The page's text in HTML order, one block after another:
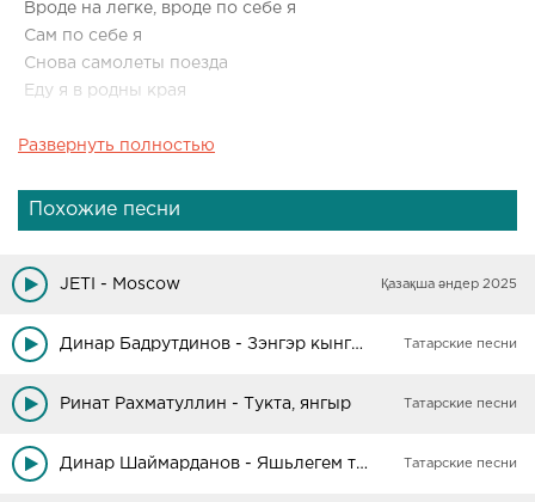
Вроде на легке, вроде по себе я
Сам по себе я
Снова самолеты поезда
Еду я в родны края
Еду я - в родны края
Где то 5 утра, скоро буду дома я
Ждёт меня родной свет
Вокзал родной привет
Скоро сына снова дома
Ты жди семья
Скоро буду скоро я
Тут вся Москва - не спит
И слёзы тут мой гид
Развернуть полностью
Похожие песни
JETI - Moscow Қазақша әндер 2025
Динар Бадрутдинов - Зэнгэр кынгыраулар Татарские песни
Ринат Рахматуллин - Тукта, янгыр Татарские песни
Динар Шаймарданов - Яшьлегем тугае Татарские песни